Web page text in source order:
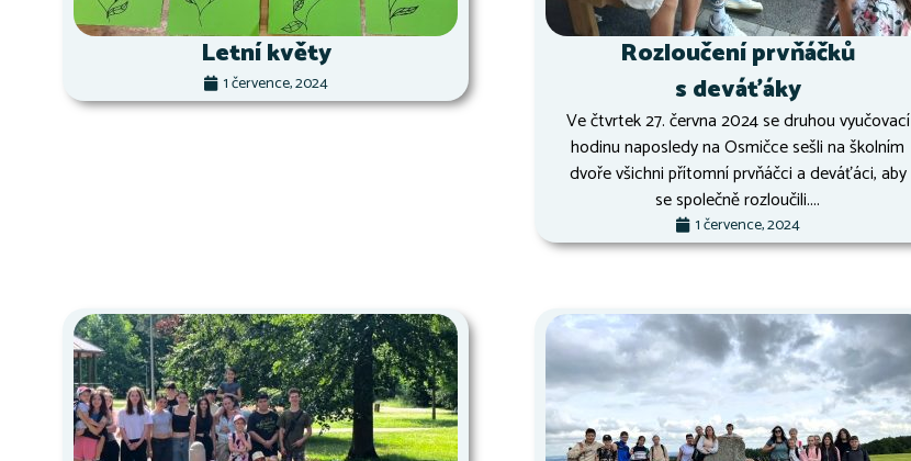
Letní květy
1 července, 2024
Rozloučení prvňáčků
s deváťáky
Ve čtvrtek 27. června 2024 se druhou vyučovací
hodinu naposledy na Osmičce sešli na školním
dvoře všichni přítomní prvňáčci a deváťáci, aby
se společně rozloučili....
1 července, 2024